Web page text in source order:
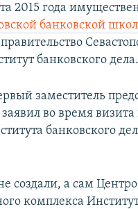
2015 года
банковской
банковского дела.
заместитель
заявил во время визита
банковского
создали, а сам
комплекса